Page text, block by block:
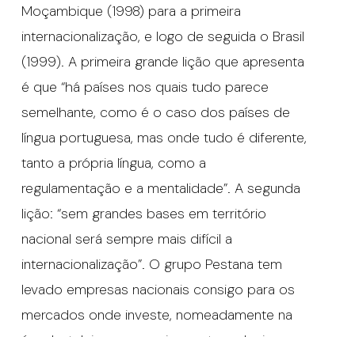
Moçambique (1998) para a primeira
internacionalização, e logo de seguida o Brasil
(1999). A primeira grande lição que apresenta
é que “há países nos quais tudo parece
semelhante, como é o caso dos países de
língua portuguesa, mas onde tudo é diferente,
tanto a própria língua, como a
regulamentação e a mentalidade”. A segunda
lição: “sem grandes bases em território
nacional será sempre mais difícil a
internacionalização”. O grupo Pestana tem
levado empresas nacionais consigo para os
mercados onde investe, nomeadamente na